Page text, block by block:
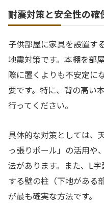
耐震対策と安全性の確
子供部屋に家具を設置す
地震対策です。本棚を部
際に置くよりも不安定に
要です。特に、背の高い
行ってください。
具体的な対策としては、
っ張りポール」の活用や
法があります。また、L
する壁の柱（下地がある
が最も確実な方法です。